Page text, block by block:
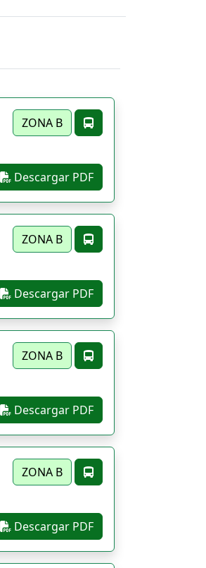
ZONA B
Descargar PDF
ZONA B
Descargar PDF
ZONA B
Descargar PDF
ZONA B
Descargar PDF